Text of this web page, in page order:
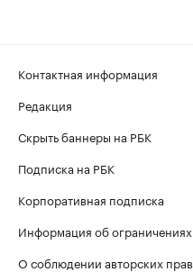
Контактная информация
Редакция
Скрыть баннеры на РБК
Подписка на РБК
Корпоративная подписка
Информация об ограничениях
О соблюдении авторских прав